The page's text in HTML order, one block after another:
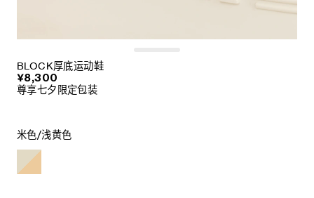
BLOCK厚底运动鞋
¥8,300
尊享七夕限定包装
米色/浅黄色